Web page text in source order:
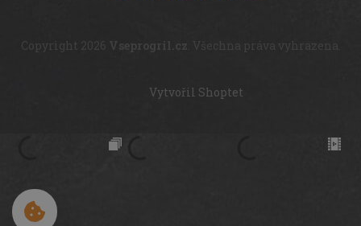
Vytvořil Shoptet
Copyright 2026 Vseprogril.cz . Všechna práva vyhrazena.
Cookies